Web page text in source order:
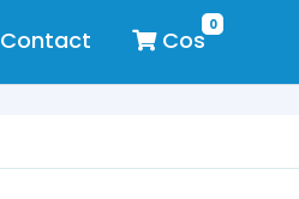
Contact
0
Cos